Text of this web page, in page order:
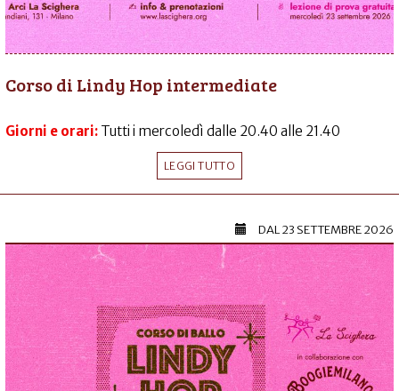
Corso di Lindy Hop intermediate
Giorni e orari: Tutti i mercoledì dalle 20.40 alle 21.40
LEGGI TUTTO
DAL23 SETTEMBRE 2026